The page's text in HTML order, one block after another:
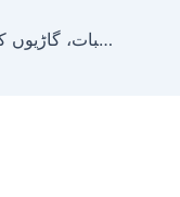
پی آئی اے ملازمین کے واجبات، گاڑیوں کے لیے ایکسپورٹ پالیسی منظور